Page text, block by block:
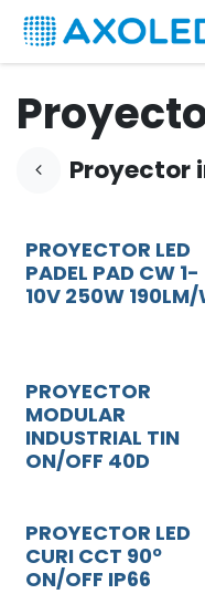
Ir al contenido
Proyector
NOVEDAD
PROYECTOR LED
PADEL PAD CW 1-
10V 250W 190LM/
PROYECTOR
MODULAR
INDUSTRIAL TIN
ON/OFF 40D
PROYECTOR LED
CURI CCT 90º
ON/OFF IP66